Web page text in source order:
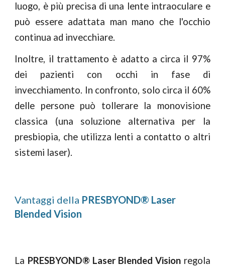
luogo, è più precisa di una lente intraoculare e
può essere adattata man mano che l'occhio
continua ad invecchiare.
Inoltre, il trattamento è adatto a circa il 97%
dei pazienti con occhi in fase di
invecchiamento. In confronto, solo circa il 60%
delle persone può tollerare la monovisione
classica (una soluzione alternativa per la
presbiopia, che utilizza lenti a contatto o altri
sistemi laser).
Vantaggi della PRESBYOND® Laser
Blended Vision
La PRESBYOND® Laser Blended Vision regola